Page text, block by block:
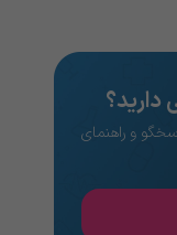
دارید؟
و راهنمای